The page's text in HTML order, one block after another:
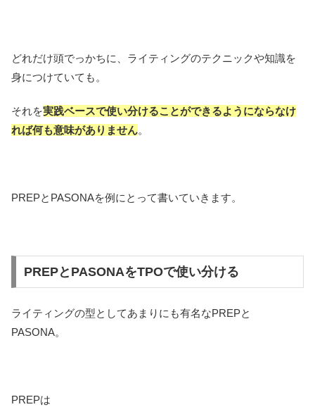
どれだけ頭でっかちに、ライティングのテクニックや知識を
身につけていても。
それを実践ベースで使い分けることができるようにならなけ
れば何も意味がありません。
PREPとPASONAを例にとって書いていきます。
PREPとPASONAをTPOで使い分ける
ライティングの型としてあまりにも有名なPREPと
PASONA。
PREPは